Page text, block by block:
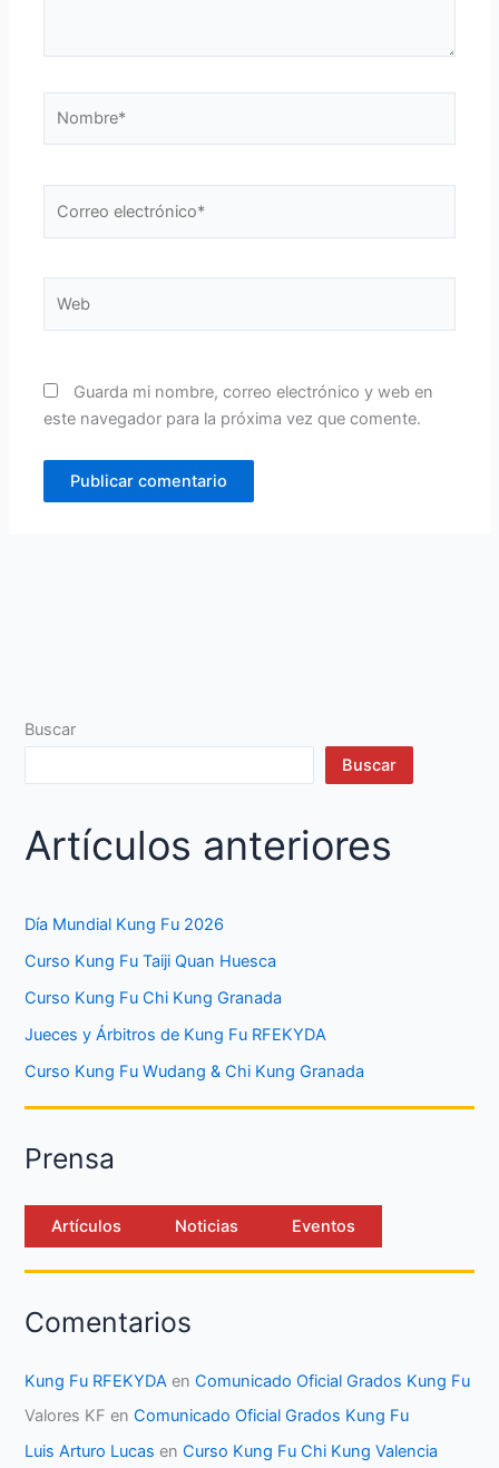
electrónico*
Guarda mi nombre, correo electrónico y web en
este navegador para la próxima vez que comente.
Buscar
Buscar
Artículos anteriores
Día Mundial Kung Fu 2026
Curso Kung Fu Taiji Quan Huesca
Curso Kung Fu Chi Kung Granada
Jueces y Árbitros de Kung Fu RFEKYDA
Curso Kung Fu Wudang & Chi Kung Granada
Prensa
Artículos Noticias Eventos
Comentarios
Kung Fu RFEKYDA enComunicado Oficial Grados Kung Fu
Valores KF enComunicado Oficial Grados Kung Fu
Luis Arturo Lucas enCurso Kung Fu Chi Kung Valencia